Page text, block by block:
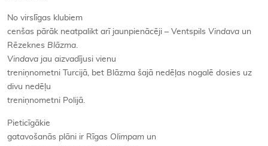
No virslīgas klubiem
cenšas pārāk neatpalikt arī jaunpienācēji – Ventspils Vindava un
Rēzeknes Blāzma.
Vindava jau aizvadījusi vienu
treniņnometni Turcijā, bet Blāzma šajā nedēļas nogalē dosies uz
divu nedēļu
treniņnometni Polijā.
Pieticīgākie
gatavošanās plāni ir Rīgas Olimpam un